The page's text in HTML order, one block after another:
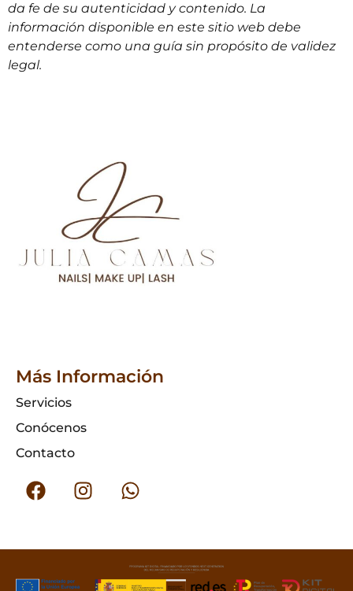
da fe de su autenticidad y contenido. La
información disponible en este sitio web debe
entenderse como una guía sin propósito de validez
legal.
Más Información
Servicios
Conócenos
Contacto